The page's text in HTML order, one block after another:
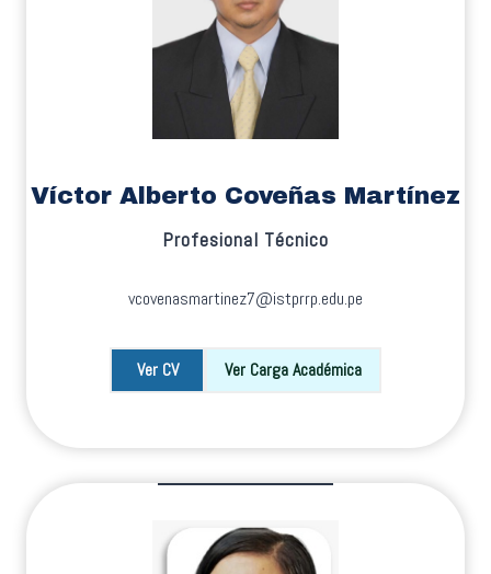
Víctor Alberto Coveñas Martínez
Profesional Técnico
vcovenasmartinez7@istprrp.edu.pe
Ver CV Ver Carga Académica